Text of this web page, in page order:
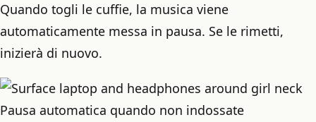
Quando togli le cuffie, la musica viene
automaticamente messa in pausa. Se le rimetti,
inizierà di nuovo.
Pausa automatica quando non indossate